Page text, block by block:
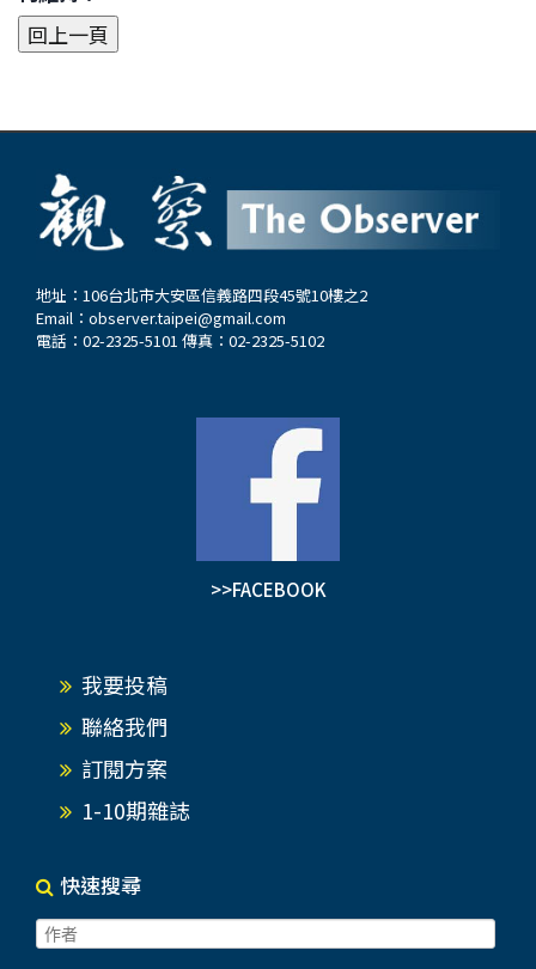
地址：106台北市大安區信義路四段45號10樓之2
Email： observer.taipei@gmail.com
電話：02-2325-5101 傳真：02-2325-5102
>>FACEBOOK
我要投稿
聯絡我們
訂閱方案
1-10期雜誌
快速搜尋